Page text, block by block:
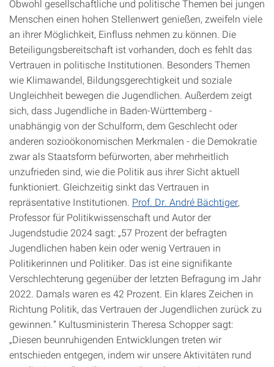
Obwohl gesellschaftliche und politische Themen bei jungen
Menschen einen hohen Stellenwert genießen, zweifeln viele
an ihrer Möglichkeit, Einfluss nehmen zu können. Die
Beteiligungsbereitschaft ist vorhanden, doch es fehlt das
Vertrauen in politische Institutionen. Besonders Themen
wie Klimawandel, Bildungsgerechtigkeit und soziale
Ungleichheit bewegen die Jugendlichen. Außerdem zeigt
sich, dass Jugendliche in Baden-Württemberg -
unabhängig von der Schulform, dem Geschlecht oder
anderen sozioökonomischen Merkmalen - die Demokratie
zwar als Staatsform befürworten, aber mehrheitlich
unzufrieden sind, wie die Politik aus ihrer Sicht aktuell
funktioniert. Gleichzeitig sinkt das Vertrauen in
repräsentative Institutionen. Prof. Dr. André Bächtiger,
Professor für Politikwissenschaft und Autor der
Jugendstudie 2024 sagt: „57 Prozent der befragten
Jugendlichen haben kein oder wenig Vertrauen in
Politikerinnen und Politiker. Das ist eine signifikante
Verschlechterung gegenüber der letzten Befragung im Jahr
2022. Damals waren es 42 Prozent. Ein klares Zeichen in
Richtung Politik, das Vertrauen der Jugendlichen zurück zu
gewinnen.” Kultusministerin Theresa Schopper sagt:
„Diesen beunruhigenden Entwicklungen treten wir
entschieden entgegen, indem wir unsere Aktivitäten rund